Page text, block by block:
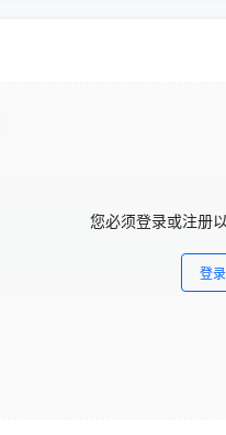
您必须登录或注册
登录